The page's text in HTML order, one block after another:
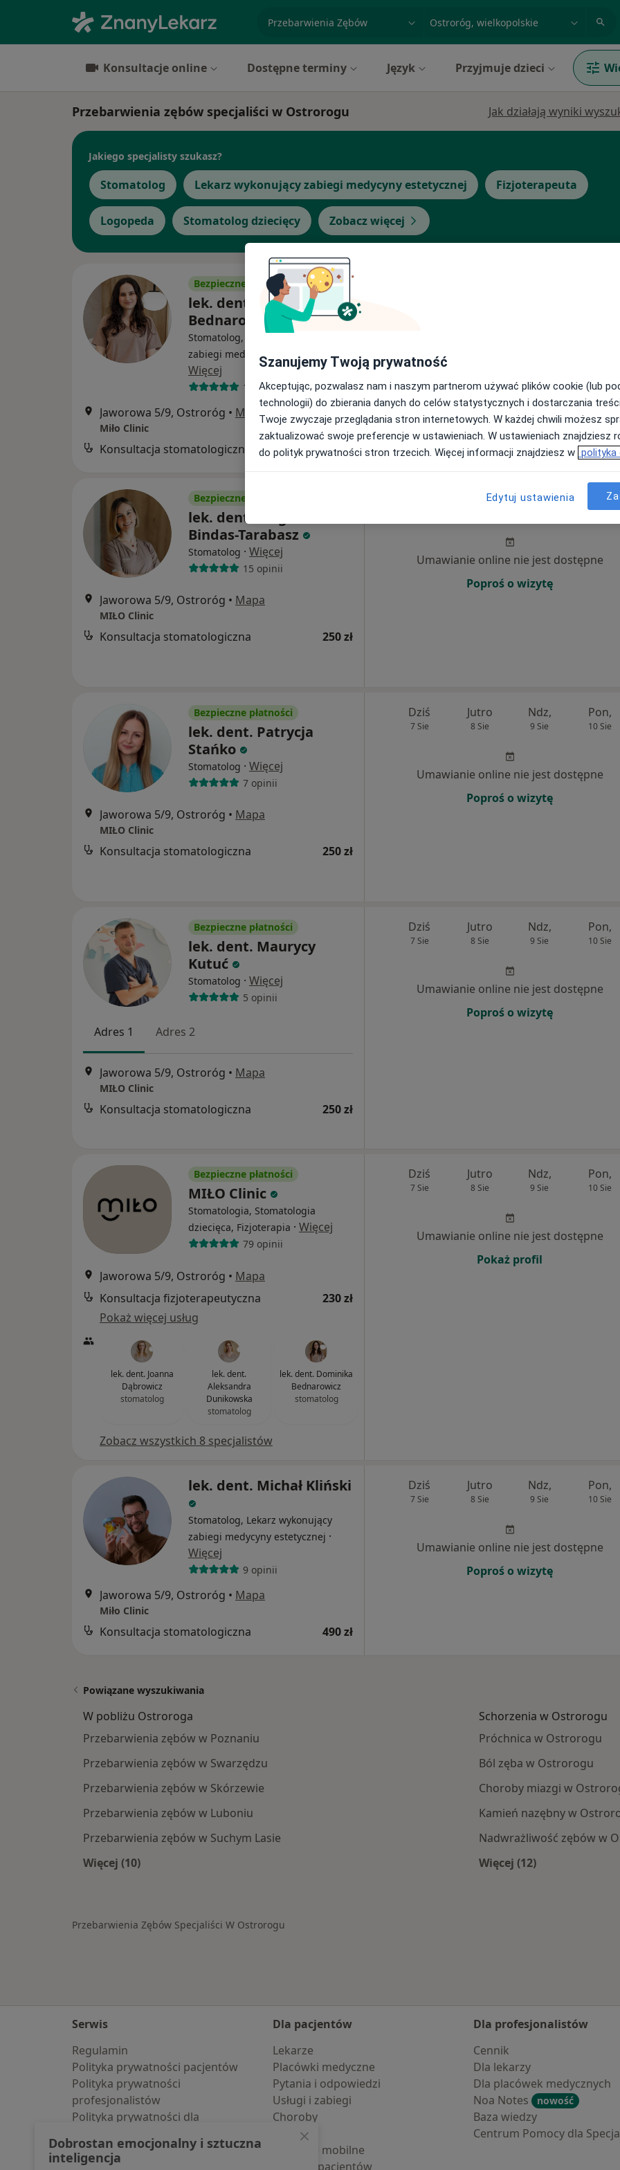
specjalizacja, badanie lub nazwiskomiasto lub dzielnica
Konsultacje online Dostępne terminy Język Przyjmuje dzieci
Przebarwienia zębów specjaliści w Ostrorogu Jak działają wyniki
Jakiego specjalisty szukasz?
Stomatolog Lekarz wykonujący zabiegi medycyny estetycznej Fizjoterapeuta
Logopeda Stomatolog dziecięcy Zobacz więcej
Bezpieczne płatności
lek. dent. Dominika
Bednarowicz
Stomatolog, Lekarz wykonujący
zabiegi medycyny estetycznej
·
Więcej
15 opinii
Jaworowa 5/9, Ostroróg • Mapa
Miło Clinic
Konsultacja stomatologiczna 450 zł
Bezpieczne płatności
lek. dent. Magdalena
Bindas-Tarabasz
Stomatolog · Więcej
15 opinii
Jaworowa 5/9, Ostroróg • Mapa
MIŁO Clinic
Konsultacja stomatologiczna 250 zł
Jutro Ndz, Pon,
10 Sie
Umawianie online nie jest dostępne
Poproś o wizytę
Bezpieczne płatności
lek. dent. Patrycja
Stańko
Stomatolog · Więcej
7 opinii
Jaworowa 5/9, Ostroróg • Mapa
MIŁO Clinic
Konsultacja stomatologiczna 250 zł
Dziś
7 Sie
Jutro
8 Sie
Ndz,
9 Sie
Pon,
10 Sie
Umawianie online nie jest dostępne
Poproś o wizytę
Bezpieczne płatności
lek. dent. Maurycy
Kutuć
Stomatolog · Więcej
5 opinii
Adres 1 Adres 2
Jaworowa 5/9, Ostroróg • Mapa
MIŁO Clinic
Konsultacja stomatologiczna 250 zł
Dziś
7 Sie
Jutro
8 Sie
Ndz,
9 Sie
Pon,
10 Sie
Umawianie online nie jest dostępne
Poproś o wizytę
Bezpieczne płatności
MIŁO Clinic
Stomatologia, Stomatologia
dziecięca, Fizjoterapia · Więcej
79 opinii
Jaworowa 5/9, Ostroróg • Mapa
Konsultacja fizjoterapeutyczna
230 zł
Pokaż więcej usług
lek. dent. Joanna
Dąbrowicz
stomatolog
lek. dent.
Aleksandra
Dunikowska
stomatolog
lek. dent. Dominika
Bednarowicz
stomatolog
Zobacz wszystkich 8 specjalistów
Dziś
7 Sie
Jutro
8 Sie
Ndz,
9 Sie
Pon,
10 Sie
Umawianie online nie jest dostępne
Pokaż profil
lek. dent. Michał Kliński
Stomatolog, Lekarz wykonujący
zabiegi medycyny estetycznej ·
Więcej
9 opinii
Jaworowa 5/9, Ostroróg • Mapa
Miło Clinic
Konsultacja stomatologiczna 490 zł
Dziś
7 Sie
Jutro
8 Sie
Ndz,
9 Sie
Pon,
10 Sie
Umawianie online nie jest dostępne
Poproś o wizytę
Powiązane wyszukiwania
W pobliżu Ostroroga
Przebarwienia zębów w Poznaniu
Przebarwienia zębów w Swarzędzu
Przebarwienia zębów w Skórzewie
Przebarwienia zębów w Luboniu
Przebarwienia zębów w Suchym Lasie
Więcej (10)
Schorzenia w Ostrorogu
Próchnica w Ostrorogu
Ból zęba w Ostrorogu
Choroby miazgi w
Kamień nazębny w
Nadwrażliwość zębów w
Więcej (12)
Przebarwienia Zębów Specjaliści W Ostrorogu
Serwis
Regulamin
Polityka prywatności pacjentów
Polityka prywatności
profesjonalistów
Polityka prywatności dla
pozyskaliśmy samodzielnie
Polityka cookies
Dla pacjentów
Lekarze
Placówki medyczne
Pytania i odpowiedzi
Usługi i zabiegi
Choroby
Pomoc
Aplikacje mobilne
Blog dla pacjentów
Dla profesjonalistów
Cennik
Dla lekarzy
Dla placówek medycznych
Noa Notes
nowość
Baza wiedzy
Centrum Pomocy dla
Szanujemy Twoją prywatność
Akceptując, pozwalasz nam i naszym partnerom używać plików cookie (lub
technologii) do zbierania danych do celów statystycznych i dostarczania
Twoje zwyczaje przeglądania stron internetowych. W każdej chwili możesz
zaktualizować swoje preferencje w ustawieniach. W ustawieniach znajdziesz
do polityk prywatności stron trzecich. Więcej informacji znajdziesz w polityka
Edytuj ustawienia
Dobrostan emocjonalny i sztuczna
inteligencja